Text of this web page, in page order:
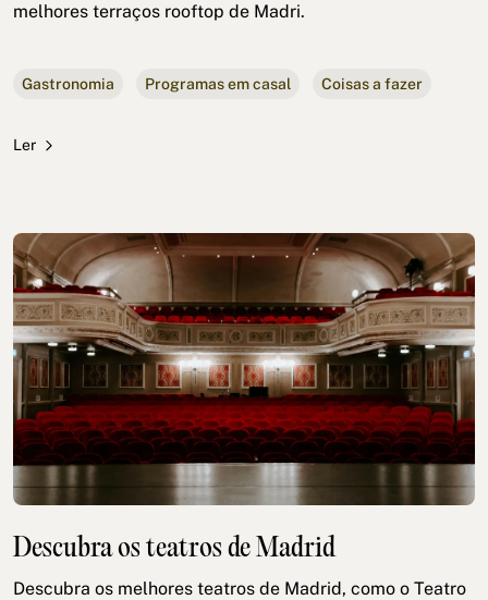
melhores terraços rooftop de Madri.
Gastronomia Programas em casal Coisas a fazer
Ler
Descubra os teatros de Madrid
Descubra os melhores teatros de Madrid, como o Teatro